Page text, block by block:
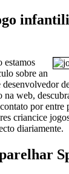
estamos
sobre an
na web,
por entre
criancice
diariamente.